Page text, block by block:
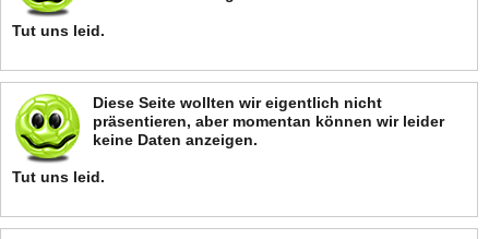
Tut uns leid.
Diese Seite wollten wir eigentlich nicht
präsentieren, aber momentan können wir leider
keine Daten anzeigen.
Tut uns leid.